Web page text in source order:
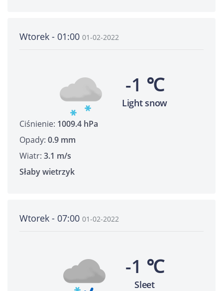
Wtorek - 01:00 01-02-2022
-1 ℃
Light snow
Ciśnienie: 1009.4 hPa
Opady: 0.9 mm
Wiatr: 3.1 m/s
Słaby wietrzyk
Wtorek - 07:00 01-02-2022
-1 ℃
Sleet